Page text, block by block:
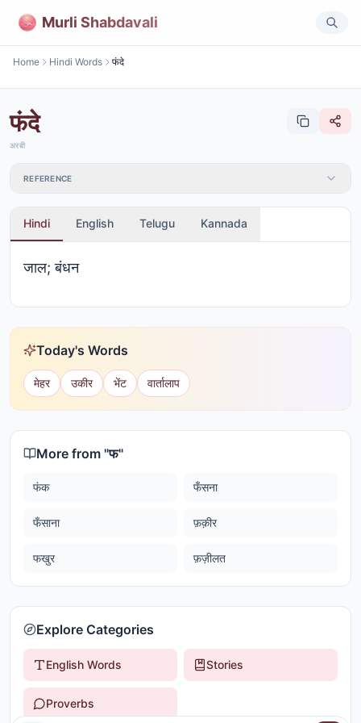
Murli Shabdavali
Home Hindi Words फंदे
फंदे
अरबी
REFERENCE
Hindi English Telugu Kannada
जाल; बंधन
Today's Words
मेहर उकीर भेंट वार्तालाप
More from "फ"
फंक फँसना
फँसाना फ़क़ीर
फखुर फ़ज़ीलत
Explore Categories
English Words Stories
Proverbs